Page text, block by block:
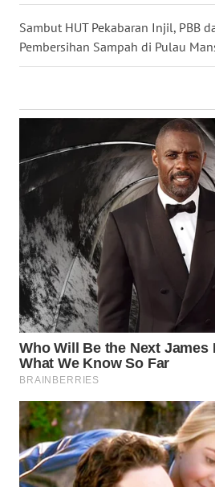
Sambut HUT Pekabaran Injil, PBB
Pembersihan Sampah di Pulau
SELATAN
WN
TANJUNG
SIMALUNGUN
WN
LABUHANBATU
WN
TAPANULI
TENGAH
WN DELI
SERDANG
WN
TEBING
TINGGI